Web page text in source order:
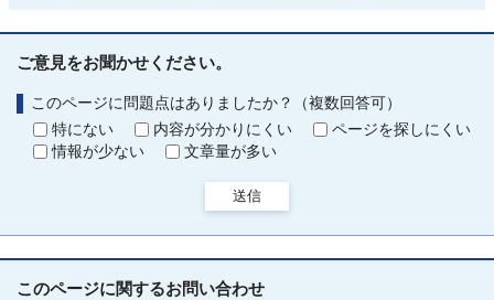
ご意見をお聞かせください。
このページに問題点はありましたか？（複数回答可）
特にない
内容が分かりにくい
ページを探しにくい
情報が少ない
文章量が多い
送信
このページに関するお問い合わせ